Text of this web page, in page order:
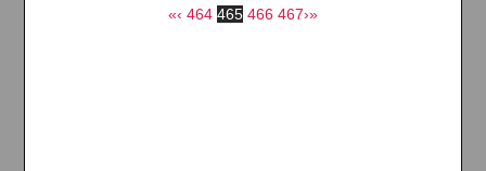
«‹ 464 465 466 467›»